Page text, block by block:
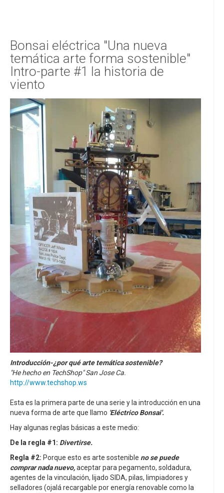
Bonsai eléctrica "Una nueva
temática arte forma sostenible"
Intro-parte #1 la historia de
viento
Introducción-¿por qué arte temática sostenible?
"He hecho en TechShop" San Jose Ca.
http://www.techshop.ws
Esta es la primera parte de una serie y la introducción en una
nueva forma de arte que llamo 'Eléctrico Bonsai'.
Hay algunas reglas básicas a este medio:
De la regla #1: Divertirse.
Regla #2: Porque esto es arte sostenible no se puede
comprar nada nuevo,aceptar para pegamento, soldadura,
agentes de la vinculación, lijado SIDA, pilas, limpiadores y
selladores (ojalá recargable por energía renovable como la